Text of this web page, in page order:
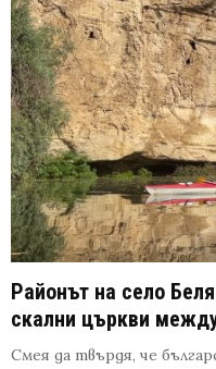
Районът на село
скални църкви
Смея да твърдя, че